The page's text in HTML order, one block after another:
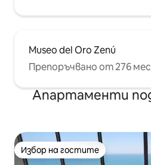
Museo del Oro Zenú
Препоръчвано от 276
Апартаменти
Избор на гостите
Избор на гостите